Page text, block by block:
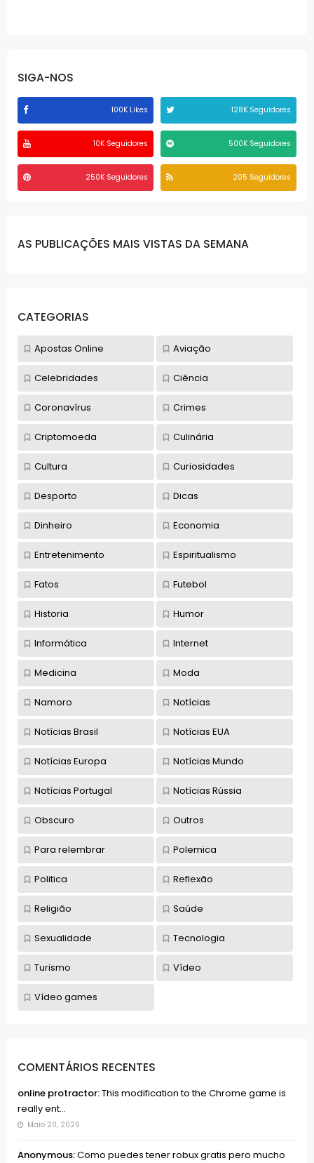
COMENTÁRIOS RECENTES
online protractor:This modification to the Chrome game is
really ent...
Maio 20, 2026
Anonymous:Como puedes tener robux gratis pero mucho
SIGA-NOS
100K Likes 128K Seguidores
10K Seguidores 500K Seguidores
250K Seguidores 205 Seguidores
AS PUBLICAÇÕES MAIS VISTAS DA SEMANA
CATEGORIAS
Apostas Online Aviação
Celebridades Ciência
Coronavírus Crimes
Criptomoeda Culinária
Cultura Curiosidades
Desporto Dicas
Dinheiro Economia
Entretenimento Espiritualismo
Fatos Futebol
Historia Humor
Informática Internet
Medicina Moda
Namoro Notícias
Notícias Brasil Notícias EUA
Notícias Europa Notícias Mundo
Notícias Portugal Notícias Rússia
Obscuro Outros
Para relembrar Polemica
Politica Reflexão
Religião Saúde
Sexualidade Tecnologia
Turismo Vídeo
Vídeo games